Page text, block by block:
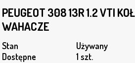
PEUGEOT 308 13R 1.2 VTI
WAHACZE
Stan
Używany
Dostępne
1 szt.